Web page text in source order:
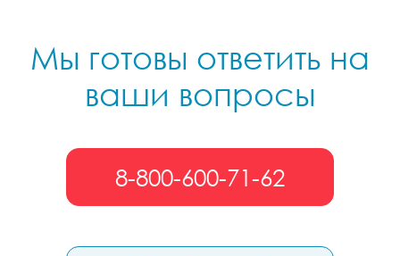
Мы готовы ответить на
ваши вопросы
8-800-600-71-62